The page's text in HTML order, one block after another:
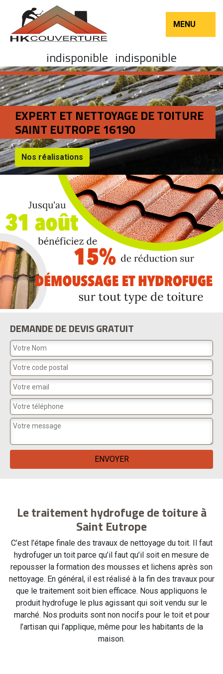
MENU
indisponible indisponible
EXPERT ET NETTOYAGE DE TOITURE
SAINT EUTROPE 16190
Nos réalisations
DEMANDE DE DEVIS GRATUIT
Le traitement hydrofuge de toiture à
Saint Eutrope
C’est l’étape finale des travaux de nettoyage du toit. Il faut
hydrofuger un toit parce qu’il faut qu’il soit en mesure de
repousser la formation des mousses et lichens après son
nettoyage. En général, il est réalisé à la fin des travaux pour
que le traitement soit bien efficace. Nous appliquons le
produit hydrofuge le plus agissant qui soit vendu sur le
marché. Nos produits sont non nocifs pour le toit et pour
l’artisan qui l’applique, même pour les habitants de la
maison.